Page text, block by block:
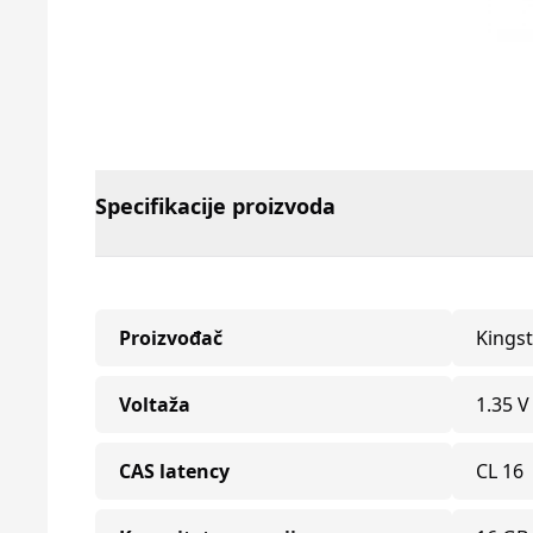
Specifikacije proizvoda
Proizvođač
Voltaža 1.35 V
CAS latency CL 16